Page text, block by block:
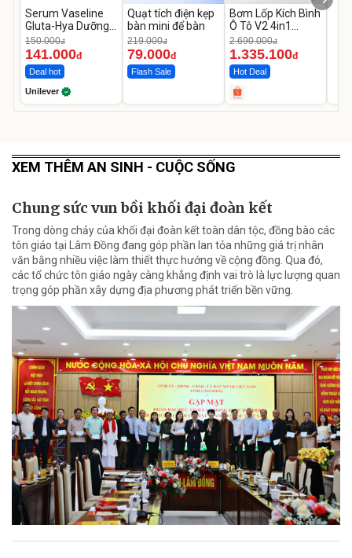
Serum Vaseline
Gluta-Hya Dưỡng
Da Sáng Mịn Sau 7
Ngày
150.000đ
141.000đ
Deal hot
Unilever
Quạt tích điện kẹp
bàn mini để bàn
219.000đ
79.000đ
Flash Sale
Bơm Lốp Kích Bình
Ô Tô V2 4in1
MEDICAR –
12.000mAh
2.690.000đ
1.335.100đ
Hot Deal
XEM THÊM AN SINH - CUỘC SỐNG
Chung sức vun bồi khối đại đoàn kết
Trong dòng chảy của khối đại đoàn kết toàn dân tộc, đồng bào các
tôn giáo tại Lâm Đồng đang góp phần lan tỏa những giá trị nhân
văn bằng nhiều việc làm thiết thực hướng về cộng đồng. Qua đó,
các tổ chức tôn giáo ngày càng khẳng định vai trò là lực lượng quan
trọng góp phần xây dựng địa phương phát triển bền vững.